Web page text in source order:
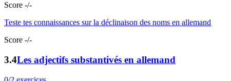
Score -/-
Teste tes connaissances sur la déclinaison des noms en allemand
Score -/-
3.4Les adjectifs substantivés en allemand